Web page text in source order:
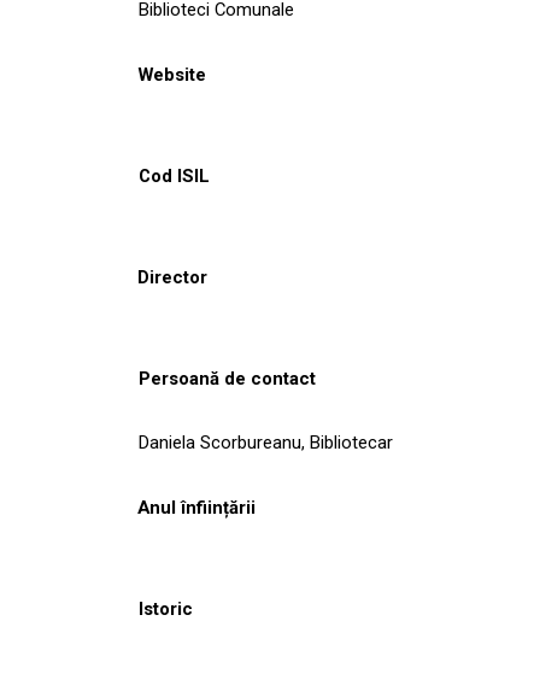
Biblioteci Comunale
Website
Cod ISIL
Director
Persoană de contact
Daniela Scorbureanu, Bibliotecar
Anul înființării
Istoric